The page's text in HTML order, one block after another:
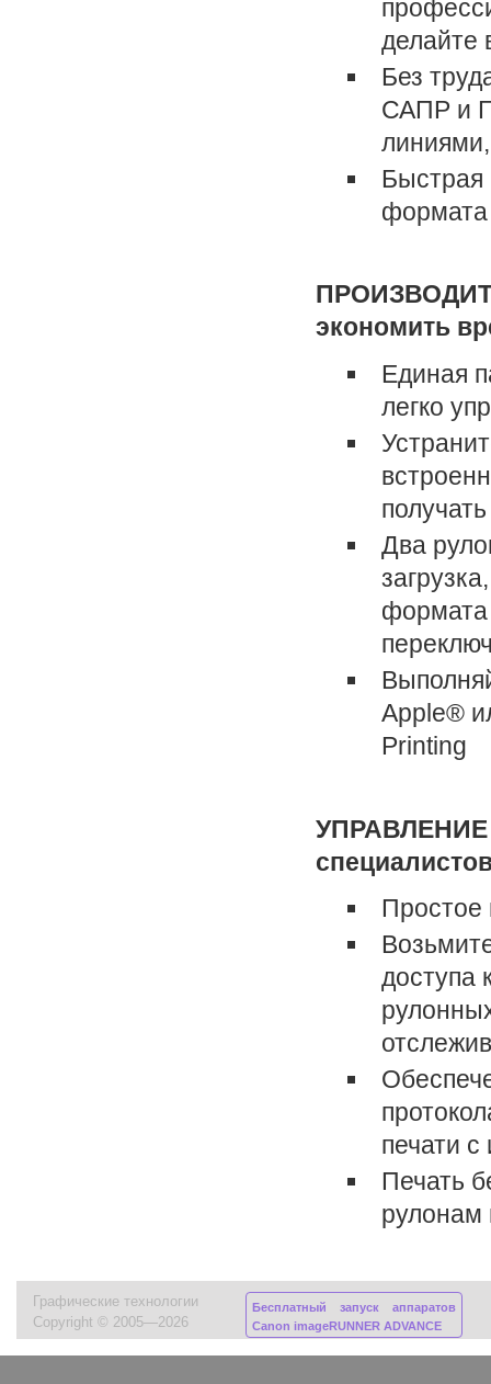
делайте
Без
САПР и
Быстрая
формата
экономить
Единая
легко
Два
формата
Apple®
Printing
УПРАВЛЕНИЕ
Простое
доступа
печати
Печать
рулонам
Графические технологии
Copyright © 2005—2026
Бесплатный запуск аппаратов
Canon imageRUNNER ADVANCE